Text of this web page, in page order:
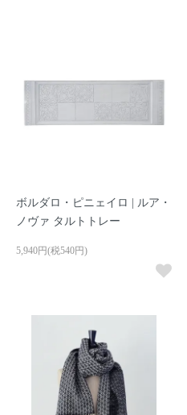
ボルダロ・ピニェイロ | ルア・
ノヴァ タルトトレー
5,940円(税540円)